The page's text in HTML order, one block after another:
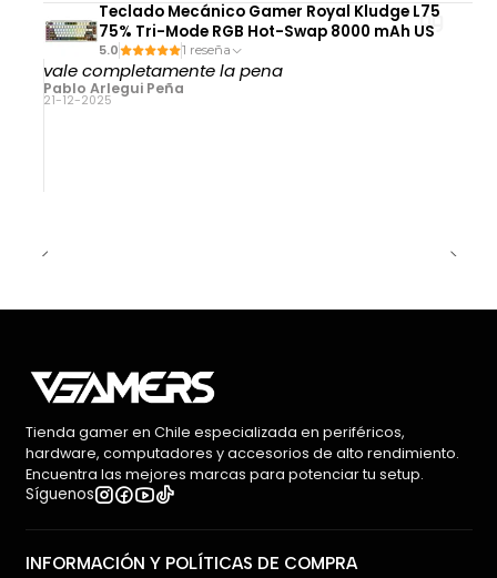
Teclado Mecánico Gamer Royal Kludge L75
75% Tri-Mode RGB Hot-Swap 8000 mAh US
5.0 1 reseña
vale completamente la pena
Pablo Arlegui Peña
21-12-2025
Tienda gamer en Chile especializada en periféricos,
hardware, computadores y accesorios de alto rendimiento.
Encuentra las mejores marcas para potenciar tu setup.
Síguenos
INFORMACIÓN Y POLÍTICAS DE COMPRA